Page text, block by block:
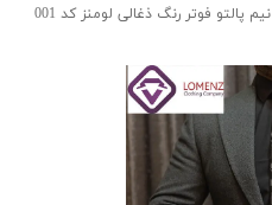
نیم پالتو فوتر رنگ ذغالی لومنز کد 001